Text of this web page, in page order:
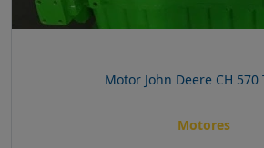
Motor John Deere CH
Motores